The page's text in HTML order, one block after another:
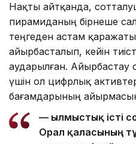
Нақты айтқанда,
пирамиданың бірнеше
теңгеден астам
айырбасталып, кейін
аударылған. Айырбастау
үшін ол цифрлық
бағамдарының
— Қылмыстық істі
Орал қаласының